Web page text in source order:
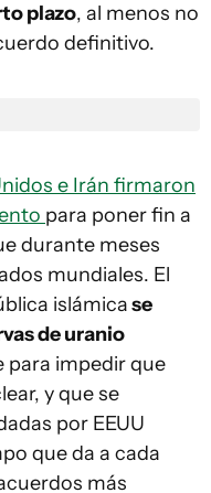
plazo, al menos no
definitivo.
e Irán firmaron
para poner fin a
durante meses
mundiales. El
islámicase
de uranio
para impedir que
y que se
por EEUU
que da a cada
más